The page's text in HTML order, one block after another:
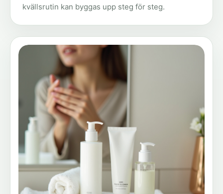
kvällsrutin kan byggas upp steg för steg.